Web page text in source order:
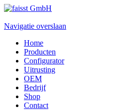
Navigatie overslaan
Home
Producten
Configurator
Uitrusting
OEM
Bedrijf
Shop
Contact